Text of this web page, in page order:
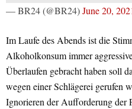
— BR24 (@BR24)June 20,
Im Laufe des Abends ist die
Alkoholkonsum immer
Überlaufen gebracht haben soll
wegen einer Schlägerei gerufen
Ignorieren der Aufforderung der